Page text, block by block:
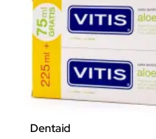
Dentaid